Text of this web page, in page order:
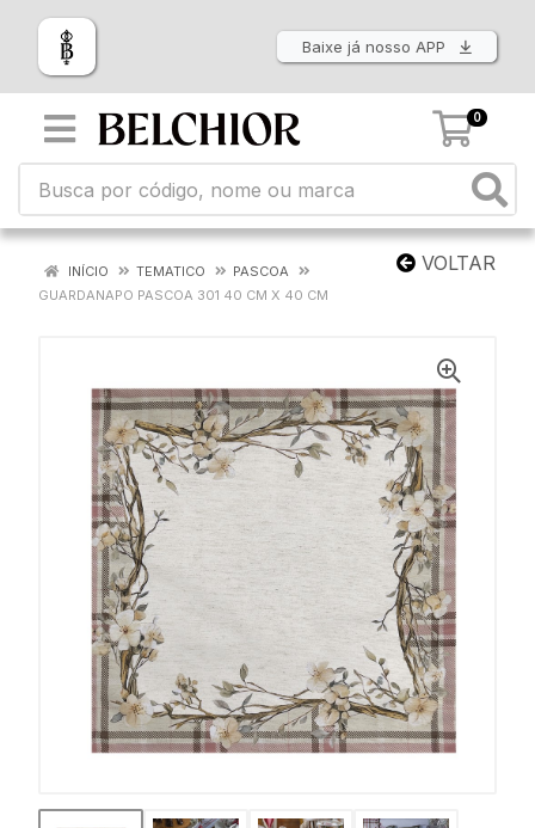
Baixe já nosso APP
0
VOLTAR
INÍCIO TEMATICO
PASCOA
GUARDANAPO PASCOA 301 40 CM X 40 CM